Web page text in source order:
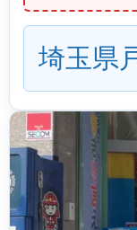
埼玉県